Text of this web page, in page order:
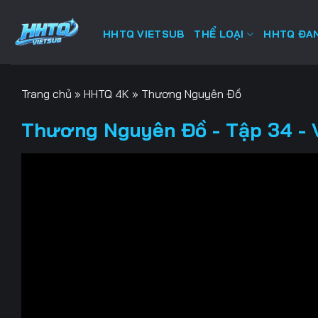
HHTQ VIETSUB THỂ LOẠI HHTQ
Trang chủ » HHTQ 4K » Thương Nguyên Đồ
Thương Nguyên Đồ - Tập 34 -